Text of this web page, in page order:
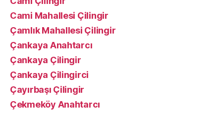
Cami Mahallesi Çilingir
Çamlık Mahallesi Çilingir
Çankaya Anahtarcı
Çankaya Çilingir
Çankaya Çilingirci
Çayırbaşı Çilingir
Çekmeköy Anahtarcı